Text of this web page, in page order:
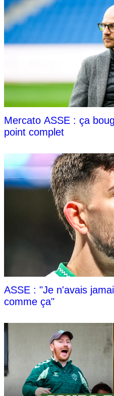
Mercato ASSE : ça
point complet
ASSE : "Je n'avais
comme ça"